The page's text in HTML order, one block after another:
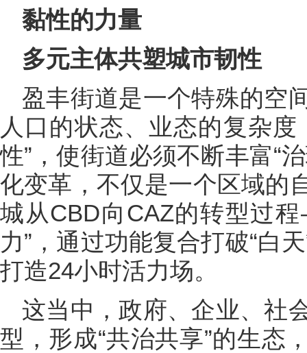
黏性的力量
多元主体共塑城市韧性
盈丰街道是一个特殊的空
人口的状态、业态的复杂
性”，使街道必须不断丰富“
化变革，不仅是一个区域的
城从CBD向CAZ的转型过
力”，通过功能复合打破“白
打造24小时活力场。
这当中，政府、企业、社
型，形成“共治共享”的生态